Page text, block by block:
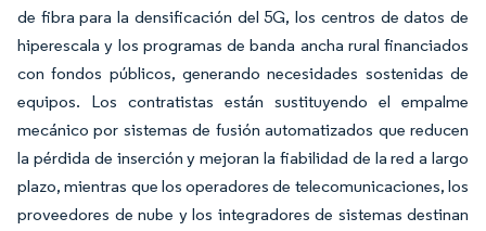
de fibra para la densificación del 5G, los centros de datos de
hiperescala y los programas de banda ancha rural financiados
con fondos públicos, generando necesidades sostenidas de
equipos. Los contratistas están sustituyendo el empalme
mecánico por sistemas de fusión automatizados que reducen
la pérdida de inserción y mejoran la fiabilidad de la red a largo
plazo, mientras que los operadores de telecomunicaciones, los
proveedores de nube y los integradores de sistemas destinan